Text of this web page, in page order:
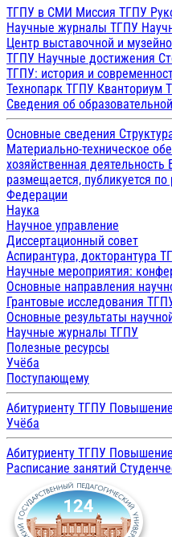
ТГПУ в СМИ Миссия ТГПУ
Научные журналы ТГПУ
Центр выставочной и
ТГПУ Научные достижения
ТГПУ: история и
Технопарк ТГПУ Кванториум
Сведения об
Основные сведения
Материально-техническое
хозяйственная деятельность
размещается, публикуется
Федерации
Наука
Научное управление
Диссертационный совет
Аспирантура, докторантура
Научные мероприятия:
Основные направления
Грантовые исследования
Основные результаты
Научные журналы ТГПУ
Полезные ресурсы
Учёба
Поступающему
Абитуриенту ТГПУ
Учёба
Абитуриенту ТГПУ
Расписание занятий